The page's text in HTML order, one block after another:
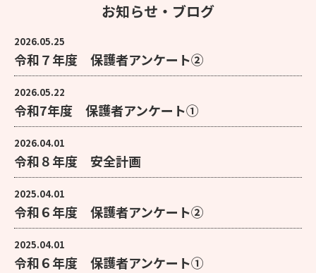
お知らせ・ブログ
2026.05.25
令和７年度 保護者アンケート②
2026.05.22
令和7年度 保護者アンケート①
2026.04.01
令和８年度 安全計画
2025.04.01
令和６年度 保護者アンケート②
2025.04.01
令和６年度 保護者アンケート①